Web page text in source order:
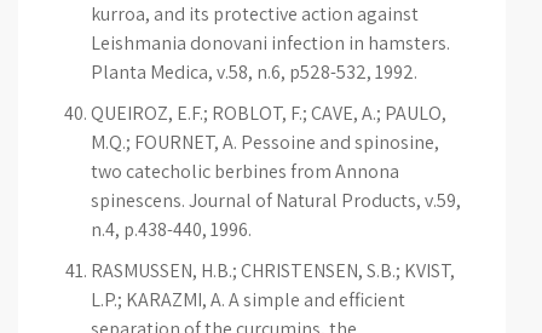
kurroa, and its protective action against
Leishmania donovani infection in hamsters.
Planta Medica, v.58, n.6, p528-532, 1992.
QUEIROZ, E.F.; ROBLOT, F.; CAVE, A.; PAULO,
M.Q.; FOURNET, A. Pessoine and spinosine,
two catecholic berbines from Annona
spinescens. Journal of Natural Products, v.59,
n.4, p.438-440, 1996.
RASMUSSEN, H.B.; CHRISTENSEN, S.B.; KVIST,
L.P.; KARAZMI, A. A simple and efficient